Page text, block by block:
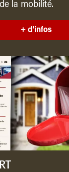
la mobilité.
+ d'infos